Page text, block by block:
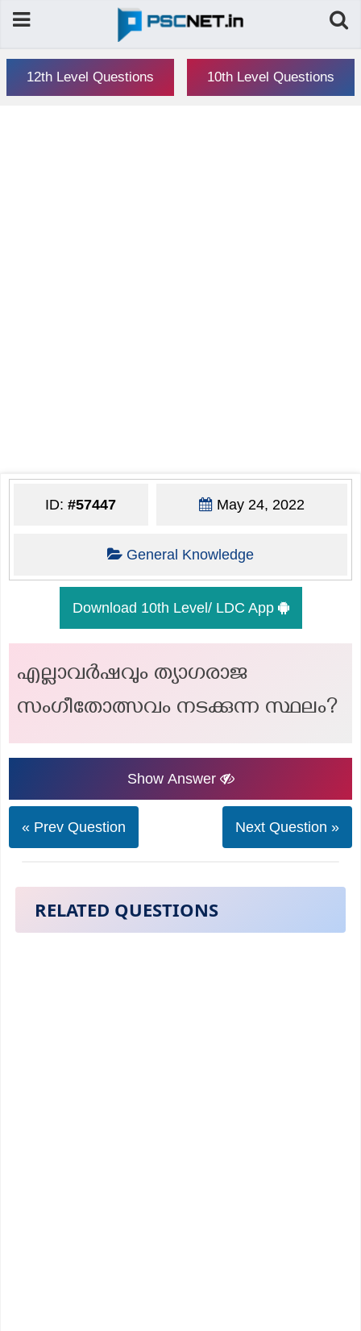
12th Level Questions 10th Level Questions
ID:#57447 May 24, 2022
General Knowledge
Download 10th Level/ LDC App
എല്ലാവർഷവും ത്യാഗരാജ
സംഗീതോത്സവം നടക്കുന്ന സ്ഥലം?
Show Answer
« Prev Question Next Question »
RELATED QUESTIONS